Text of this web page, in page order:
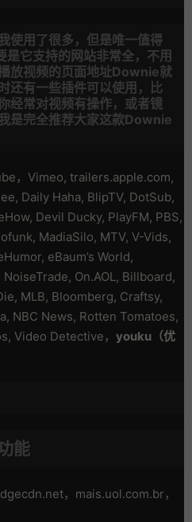
使用了很多，但是唯一值得
它支持的网站非常全，不用
放视频的页面地址Downie就
还有一些插件可以使用，比
经常对视频有操作，或者镜
是完全推荐大家这款Downie
，Vimeo, trailers.apple.com,
Daily Haha, BlipTV, DotSub,
Devil Ducky, PlayFM, PBS,
MadiaSilo, MTV, V-Vids,
eBaum’s World,
On.AOL, Billboard,
MLB, Bloomberg, Craftsy,
NBC News, Rotten Tomatoes,
Video Detective， youku（优
能
，mais.uol.com.br，